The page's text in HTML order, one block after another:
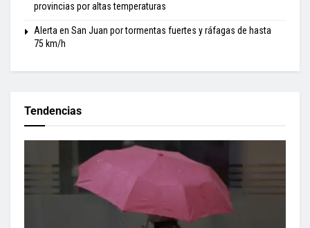
provincias por altas temperaturas
Alerta en San Juan por tormentas fuertes y ráfagas de hasta
75 km/h
Tendencias